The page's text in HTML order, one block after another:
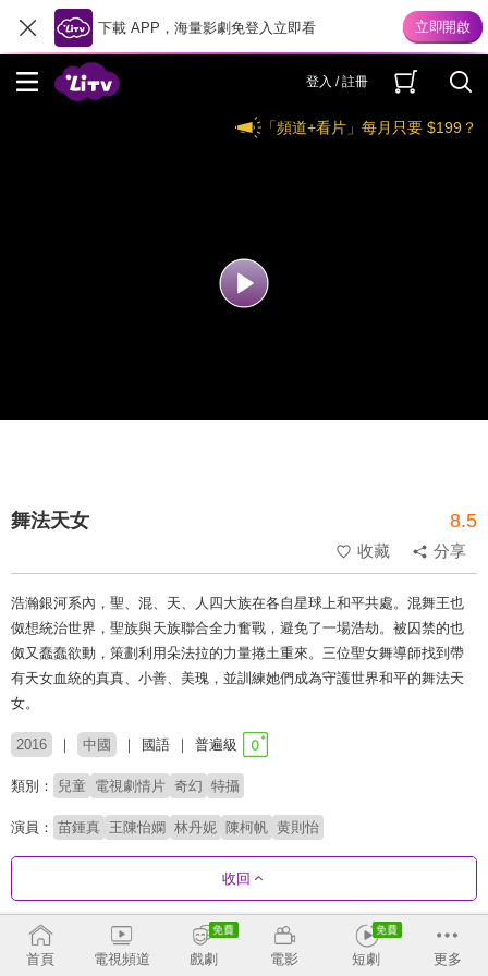
下載 APP，海量影劇免登入立即看
登入 / 註冊
「頻道+看片」每月只要 $199？
舞法天女 8.5
收藏 分享
浩瀚銀河系內，聖、混、天、人四大族在各自星球上和平共處。混舞王也
伮想統治世界，聖族與天族聯合全力奮戰，避免了一場浩劫。被囚禁的也
伮又蠢蠢欲動，策劃利用朵法拉的力量捲土重來。三位聖女舞導師找到帶
有天女血統的真真、小善、美瑰，並訓練她們成為守護世界和平的舞法天
女。
2016 中國 國語 普遍級
類別： 兒童 電視劇情片 奇幻 特攝
演員： 苗鍾真 王陳怡嫻 林丹妮 陳柯帆 黄則怡
收回
劇集列表
首頁 電視頻道 戲劇 電影 短劇 更多